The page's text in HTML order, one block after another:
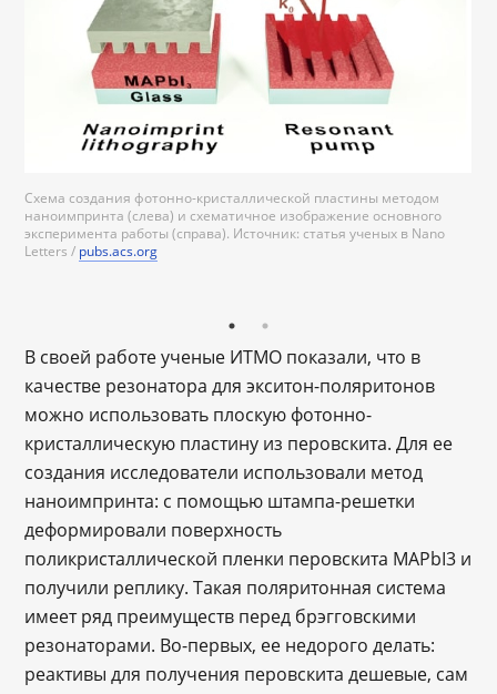
Схема создания фотонно-кристаллической пластины методом
наноимпринта (слева) и схематичное изображение основного
эксперимента работы (справа). Источник: статья ученых в Nano
Letters / pubs.acs.org
В своей работе ученые ИТМО показали, что в
качестве резонатора для экситон-поляритонов
можно использовать плоскую фотонно-
кристаллическую пластину из перовскита. Для ее
создания исследователи использовали метод
наноимпринта: с помощью штампа-решетки
деформировали поверхность
поликристаллической пленки перовскита MAPbI3 и
получили реплику. Такая поляритонная система
имеет ряд преимуществ перед брэгговскими
резонаторами. Во-первых, ее недорого делать:
реактивы для получения перовскита дешевые, сам